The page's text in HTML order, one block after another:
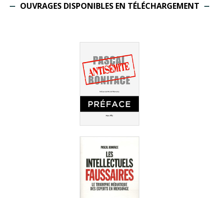
OUVRAGES DISPONIBLES EN TÉLÉCHARGEMENT